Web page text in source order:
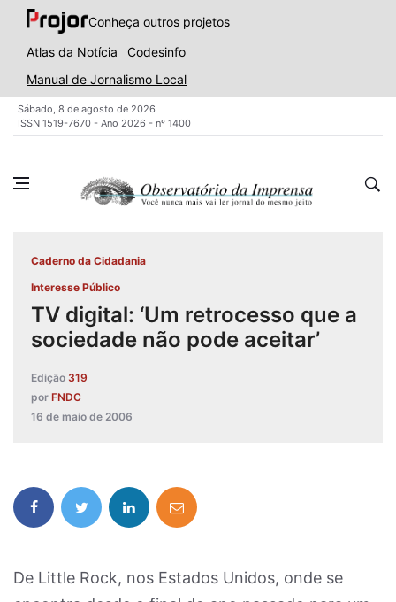
Conheça outros projetos
Atlas da Notícia
Codesinfo
Manual de Jornalismo Local
Sábado, 8 de agosto de 2026
ISSN 1519-7670 - Ano 2026 - nº 1400
Caderno da Cidadania
Interesse Público
TV digital: ‘Um retrocesso que a
sociedade não pode aceitar’
Edição 319
por FNDC
16 de maio de 2006
De Little Rock, nos Estados Unidos, onde se